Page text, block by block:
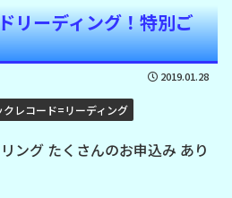
リーディング！特別ご
2019.01.28
クレコード=リーディング
ング たくさんのお申込み あり